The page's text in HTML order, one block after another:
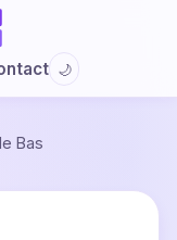
🌙
Bas